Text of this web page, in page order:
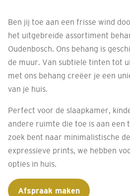
Ben jij toe aan een frisse wind
het uitgebreide assortiment
Oudenbosch. Ons behang is
de muur. Van subtiele tinten tot
met ons behang creëer je een
van je huis.
Perfect voor de slaapkamer,
andere ruimte die toe is aan een
zoek bent naar minimalistische
expressieve prints, we hebben
opties in huis.
Afspraak maken